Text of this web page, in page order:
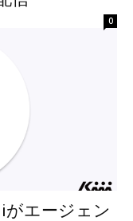
0
がエージェン